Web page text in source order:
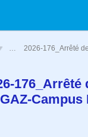
… 2026-176_Arrêté